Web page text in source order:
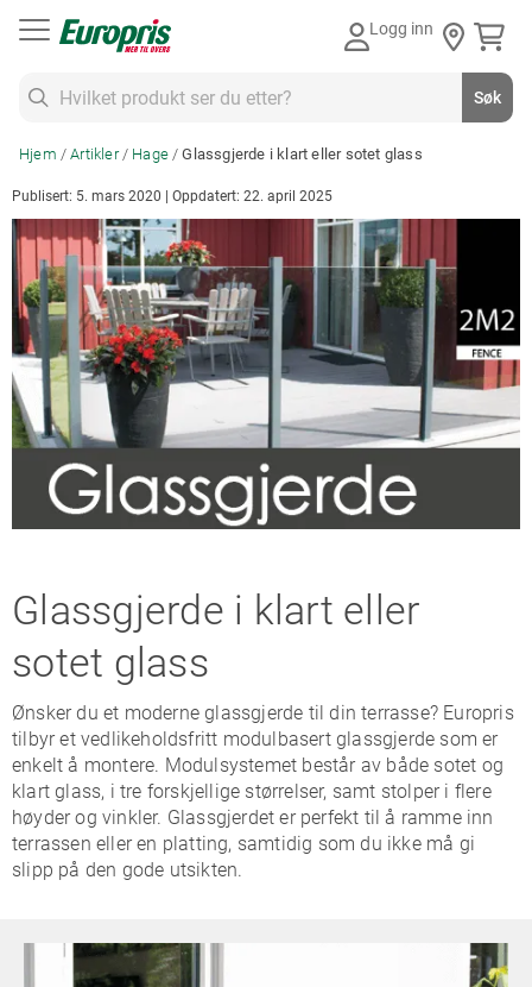
Logg inn
Søk
Hjem Artikler Hage Glassgjerde i klart eller sotet glass
Publisert: 5. mars 2020 | Oppdatert: 22. april 2025
Glassgjerde i klart eller
sotet glass
Ønsker du et moderne glassgjerde til din terrasse? Europris
tilbyr et vedlikeholdsfritt modulbasert glassgjerde som er
enkelt å montere. Modulsystemet består av både sotet og
klart glass, i tre forskjellige størrelser, samt stolper i flere
høyder og vinkler. Glassgjerdet er perfekt til å ramme inn
terrassen eller en platting, samtidig som du ikke må gi
slipp på den gode utsikten.